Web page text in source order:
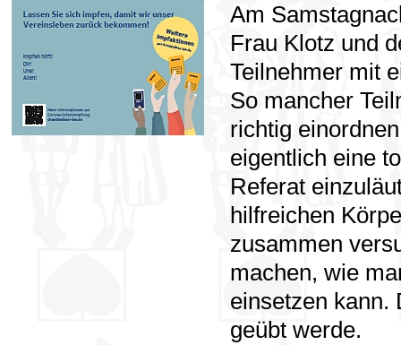
Am
Frau Klotz und
Teilnehmer mit
So mancher
richtig
eigentlich eine
Referat
hilfreichen
zusammen
machen, wie
einsetzen kann.
geübt werde.